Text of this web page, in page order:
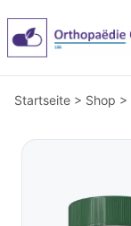
Startseite > Shop >